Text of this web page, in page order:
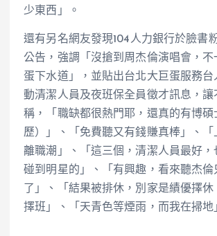
少東西」。
還有另名網友發現104人力銀行於臉書
公告，強調「沒搶到周杰倫演唱會，不
蛋下水道」，並貼出台北大巨蛋服務台
動清潔人員及夜班保全員徵才訊息，
稱，「職缺都很熱門耶，還真的有博碩
歷）」、「免費聽又有錢賺真棒」、
離職潮」、「這三個，清潔人員最好，
碰到明星的」、「有興趣，看來聽杰倫
了」、「結果被排休，別家是績優擇
擇班」、「天青色等煙雨，而我在掃地